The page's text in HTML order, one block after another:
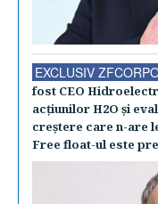
EXCLUSIV
fost CEO
acţiunilor H2O şi
creştere care n-are
Free float-ul este